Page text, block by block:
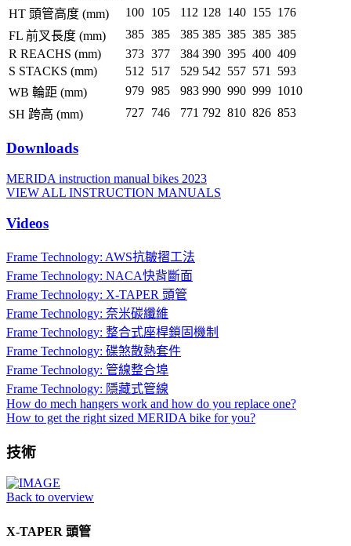
HT 頭管高度 (mm)
100 105 112 128 140 155 176
FL 前叉長度 (mm)
385 385 385 385 385 385 385
R REACHS (mm)
373 377 384 390 395 400 409
S STACKS (mm)
512 517 529 542 557 571
593
WB 輪距 (mm)
979 985 983 990 990 999 1010
SH 跨高 (mm)
727 746 771 792 810 826 853
Downloads
MERIDA instruction manual bikes 2023
VIEW ALL INSTRUCTION MANUALS
Videos
Frame Technology: AWS抗皺摺工法
Frame Technology: NACA快背斷面
Frame Technology: X-TAPER 頭管
Frame Technology: 奈米碳纖維
Frame Technology: 整合式座桿鎖固機制
Frame Technology: 碟煞散熱套件
Frame Technology: 管線整合埠
Frame Technology: 隱藏式管線
How do mech hangers work and how do you replace one?
How to get the right sized MERIDA bike for you?
技術
Back to overview
X-TAPER 頭管